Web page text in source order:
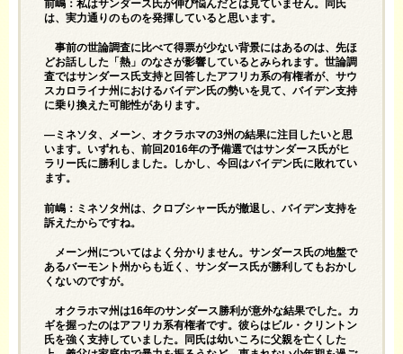
前嶋：私はサンダース氏が伸び悩んだとは見ていません。同氏
は、実力通りのものを発揮していると思います。
事前の世論調査に比べて得票が少ない背景にはあるのは、先ほ
どお話しした「熱」のなさが影響しているとみられます。世論調
査ではサンダース氏支持と回答したアフリカ系の有権者が、サウ
スカロライナ州におけるバイデン氏の勢いを見て、バイデン支持
に乗り換えた可能性があります。
—ミネソタ、メーン、オクラホマの3州の結果に注目したいと思
います。いずれも、前回2016年の予備選ではサンダース氏がヒ
ラリー氏に勝利しました。しかし、今回はバイデン氏に敗れてい
ます。
前嶋：ミネソタ州は、クロブシャー氏が撤退し、バイデン支持を
訴えたからですね。
メーン州についてはよく分かりません。サンダース氏の地盤で
あるバーモント州からも近く、サンダース氏が勝利してもおかし
くないのですが。
オクラホマ州は16年のサンダース勝利が意外な結果でした。カ
ギを握ったのはアフリカ系有権者です。彼らはビル・クリントン
氏を強く支持していました。同氏は幼いころに父親を亡くした